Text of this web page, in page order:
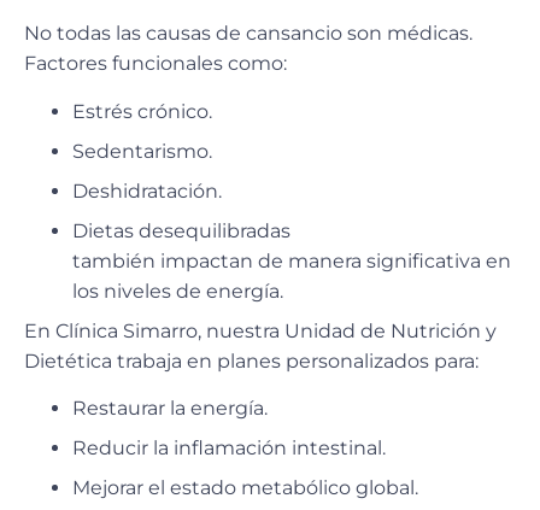
No todas las causas de cansancio son médicas.
Factores funcionales como:
Estrés crónico.
Sedentarismo.
Deshidratación.
Dietas desequilibradas
también impactan de manera significativa en
los niveles de energía.
En Clínica Simarro, nuestra Unidad de Nutrición y
Dietética trabaja en planes personalizados para:
Restaurar la energía.
Reducir la inflamación intestinal.
Mejorar el estado metabólico global.